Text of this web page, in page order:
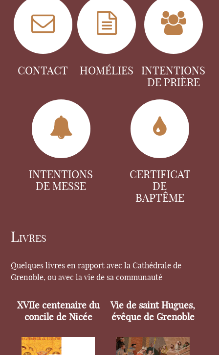
CONTACT HOMÉLIES
INTENTIONS
DE PRIÈRE
INTENTIONS
DE MESSE
CERTIFICAT
DE
BAPTÊME
Livres
Quelques livres en rapport avec la Cathédrale de
Grenoble, ou avec la vie de sa communauté
XVIIe centenaire du
concile de Nicée
Vie de saint Hugues,
évêque de Grenoble